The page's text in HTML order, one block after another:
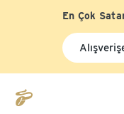
En Çok